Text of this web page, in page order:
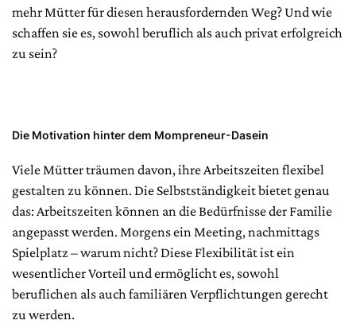
mehr Mütter für diesen herausfordernden Weg? Und wie
schaffen sie es, sowohl beruflich als auch privat erfolgreich
zu sein?
Die Motivation hinter dem Mompreneur-Dasein
Viele Mütter träumen davon, ihre Arbeitszeiten flexibel
gestalten zu können. Die Selbstständigkeit bietet genau
das: Arbeitszeiten können an die Bedürfnisse der Familie
angepasst werden. Morgens ein Meeting, nachmittags
Spielplatz – warum nicht? Diese Flexibilität ist ein
wesentlicher Vorteil und ermöglicht es, sowohl
beruflichen als auch familiären Verpflichtungen gerecht
zu werden.